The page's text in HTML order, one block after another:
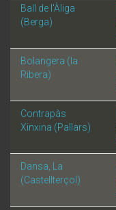
Ball de l'Àliga
(Berga)
Bolangera (la
Ribera)
Contrapàs
Xinxina (Pallars)
Dansa, La
(Castellterçol)